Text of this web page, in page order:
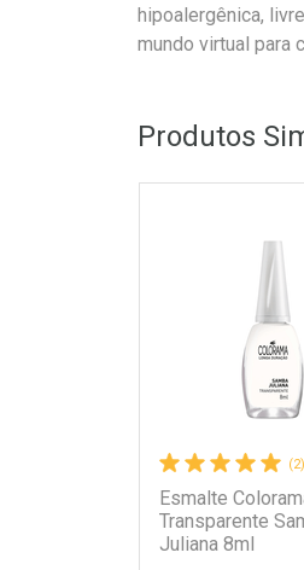
hipoalergênica,
mundo virtual para
Produtos
(2)
Esmalte
Transparente
Juliana 8ml